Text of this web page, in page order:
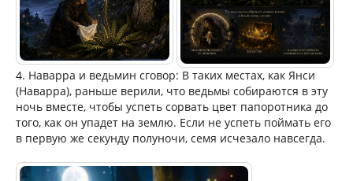
4. Наварра и ведьмин сговор: В таких местах, как Янси
(Наварра), раньше верили, что ведьмы собираются в эту
ночь вместе, чтобы успеть сорвать цвет папоротника до
того, как он упадет на землю. Если не успеть поймать его
в первую же секунду полуночи, семя исчезало навсегда.